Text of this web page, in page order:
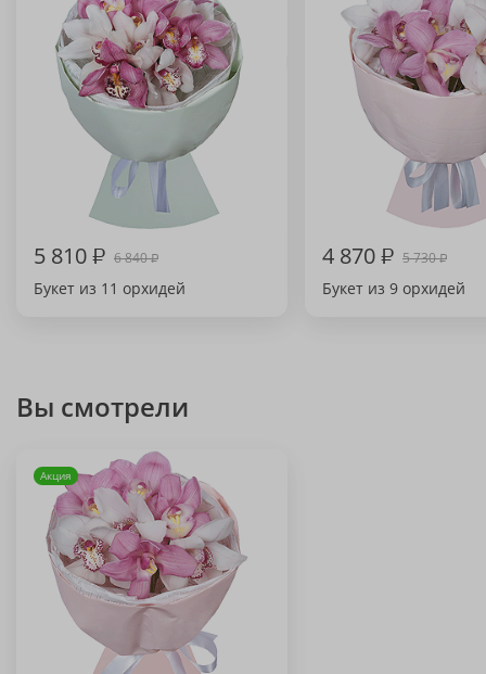
5 810₽ 6 840₽
Букет из 11 орхидей
4 870₽ 5 730₽
Букет из 9 орхидей
Вы смотрели
Акция